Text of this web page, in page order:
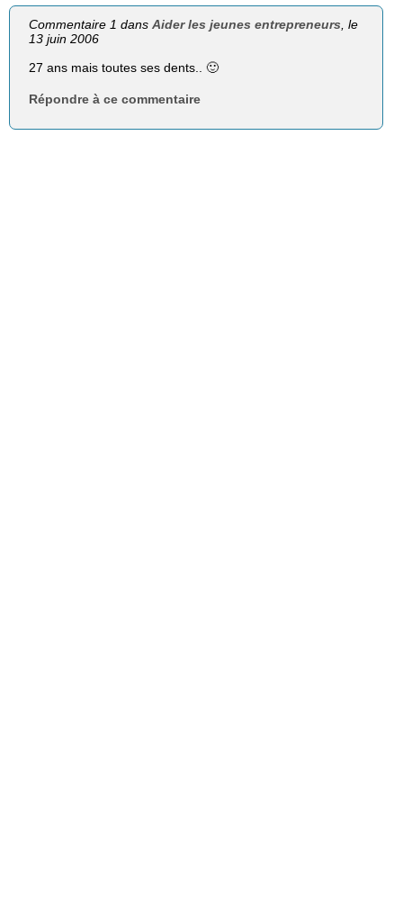
Commentaire 1 dansAider les jeunes entrepreneurs , le
13 juin 2006
27 ans mais toutes ses dents.. 🙂
Répondre à ce commentaire